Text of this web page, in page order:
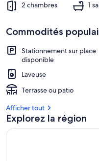
2 chambres 1
Commodités
Stationnement sur place
disponible
Laveuse
Terrasse ou patio
Afficher tout
Explorez la région